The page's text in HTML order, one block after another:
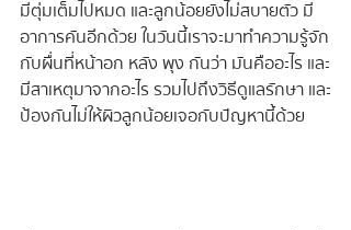
มีตุ่มเต็มไปหมด และลูกน้อยยังไม่สบายตัว มี
อาการคันอีกด้วย ในวันนี้เราจะมาทำความรู้จัก
กับผื่นที่หน้าอก หลัง พุง กันว่า มันคืออะไร และ
มีสาเหตุมาจากอะไร รวมไปถึงวิธีดูแลรักษา และ
ป้องกันไม่ให้ผิวลูกน้อยเจอกับปัญหานี้ด้วย